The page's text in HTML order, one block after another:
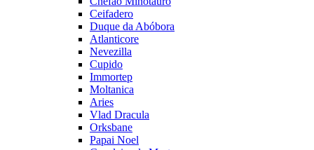
Ceifadero
Duque da Abóbora
Atlanticore
Nevezilla
Cupido
Immortep
Moltanica
Aries
Vlad Dracula
Orksbane
Papai Noel